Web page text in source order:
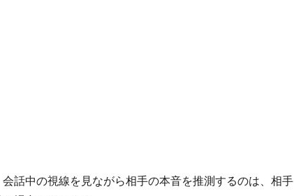
話中の視線を見ながら相手の本音を推測するのは、相手